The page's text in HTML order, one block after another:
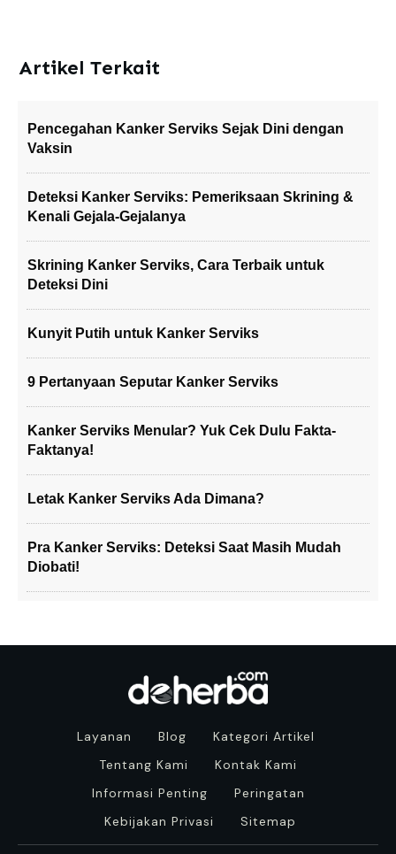
Artikel Terkait
Pencegahan Kanker Serviks Sejak Dini dengan
Vaksin
Deteksi Kanker Serviks: Pemeriksaan Skrining &
Kenali Gejala-Gejalanya
Skrining Kanker Serviks, Cara Terbaik untuk
Deteksi Dini
Kunyit Putih untuk Kanker Serviks
9 Pertanyaan Seputar Kanker Serviks
Kanker Serviks Menular? Yuk Cek Dulu Fakta-
Faktanya!
Letak Kanker Serviks Ada Dimana?
Pra Kanker Serviks: Deteksi Saat Masih Mudah
Diobati!
Layanan Blog
Kategori Artikel
Tentang Kami
Kontak Kami
Informasi Penting
Peringatan
Kebijakan Privasi
Sitemap